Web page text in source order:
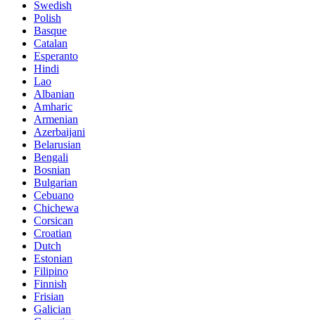
Swedish
Polish
Basque
Catalan
Esperanto
Hindi
Lao
Albanian
Amharic
Armenian
Azerbaijani
Belarusian
Bengali
Bosnian
Bulgarian
Cebuano
Chichewa
Corsican
Croatian
Dutch
Estonian
Filipino
Finnish
Frisian
Galician